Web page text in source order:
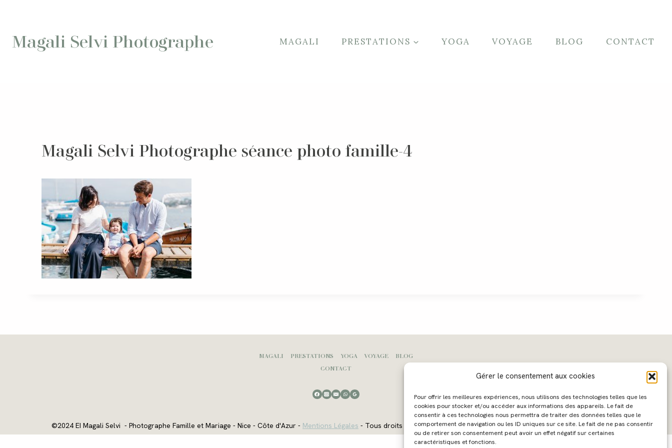
Gérer le consentement aux cookies
Pour offrir les meilleures expériences, nous utilisons des technologies telles que les
cookies pour stocker et/ou accéder aux informations des appareils. Le fait de
consentir à ces technologies nous permettra de traiter des données telles que le
comportement de navigation ou les ID uniques sur ce site. Le fait de ne pas consentir
ou de retirer son consentement peut avoir un effet négatif sur certaines
caractéristiques et fonctions.
Magali Selvi Photographe MAGALI PRESTATIONS YOGA VOYAGE BLOG CONTACT
Magali Selvi Photographe séance photo famille-4
MAGALI PRESTATIONS YOGA VOYAGE
BLOG
CONTACT
©2024 EI Magali Selvi - Photographe Famille et Mariage - Nice - Côte d'Azur - Mentions Légales - Tous droits réservés - Webdesign :Caroline Liabot- Hébergement :Azur Média